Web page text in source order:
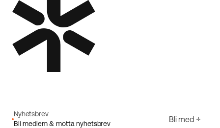
Nyhetsbrev
Bli medlem & motta nyhetsbrev
Bli med